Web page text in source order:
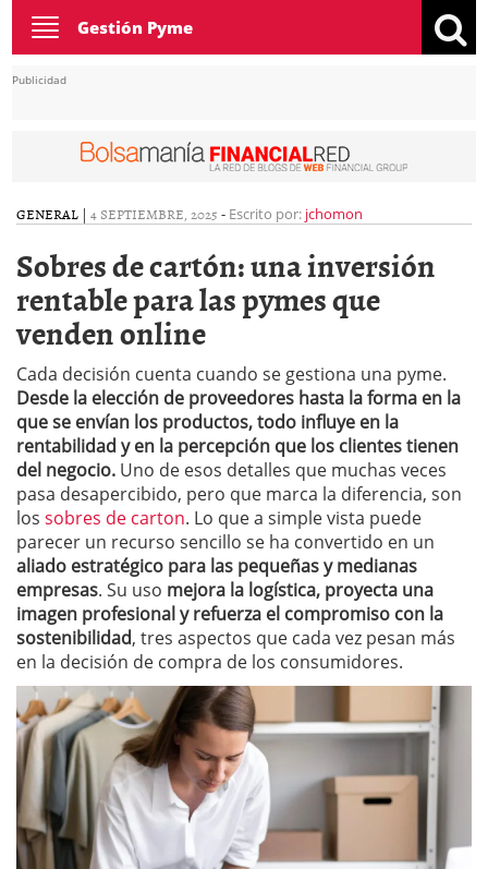
Toggle
navigation
Gestión Pyme
Publicidad
GENERAL | 4 SEPTIEMBRE, 2025 - Escrito por: jchomon
Sobres de cartón: una inversión
rentable para las pymes que
venden online
Cada decisión cuenta cuando se gestiona una pyme.
Desde la elección de proveedores hasta la forma en la
que se envían los productos, todo influye en la
rentabilidad y en la percepción que los clientes tienen
del negocio. Uno de esos detalles que muchas veces
pasa desapercibido, pero que marca la diferencia, son
los sobres de carton. Lo que a simple vista puede
parecer un recurso sencillo se ha convertido en un
aliado estratégico para las pequeñas y medianas
empresas. Su uso mejora la logística, proyecta una
imagen profesional y refuerza el compromiso con la
sostenibilidad, tres aspectos que cada vez pesan más
en la decisión de compra de los consumidores.